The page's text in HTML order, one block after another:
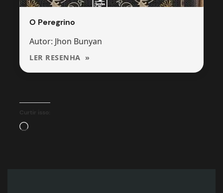
O Peregrino
Autor: Jhon Bunyan
LER RESENHA
Curtir isso:
Carregando…